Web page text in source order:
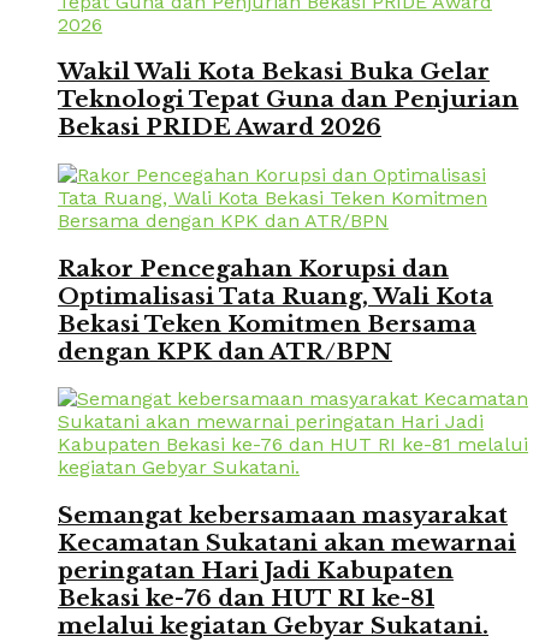
Wakil Wali Kota Bekasi Buka Gelar
Teknologi Tepat Guna dan Penjurian
Bekasi PRIDE Award 2026
Rakor Pencegahan Korupsi dan
Optimalisasi Tata Ruang, Wali Kota
Bekasi Teken Komitmen Bersama
dengan KPK dan ATR/BPN
Semangat kebersamaan masyarakat
Kecamatan Sukatani akan mewarnai
peringatan Hari Jadi Kabupaten
Bekasi ke-76 dan HUT RI ke-81
melalui kegiatan Gebyar Sukatani.